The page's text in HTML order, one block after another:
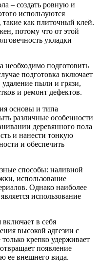
– создать ровную и
используются
как плиточный клей.
потому что от этой
укладки
необходимо подготовить
подготовка включает
пыли и грязи,
и ремонт дефектов.
основы и типа
различные особенности
деревянного пола
и нанести тонкую
и обеспечить
способы: наливной
использование
Однако наиболее
использование
в себя
высокой адгезии с
крепко удерживает
появление
ее внешнего вида.